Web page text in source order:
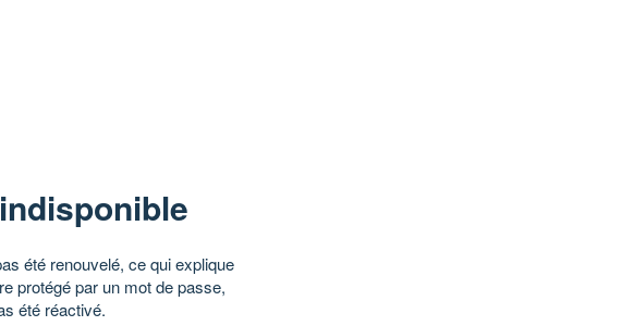
été renouvelé, ce qui explique
protégé par un mot de passe,
été réactivé.